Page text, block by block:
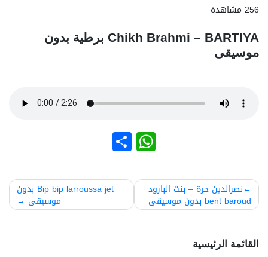
256 مشاهدة
Chikh Brahmi – BARTIYA برطية بدون
موسيقى
WhatsApp
نشر
تصفّح
المقالات
نصرالدين حرة – بنت البارود
bent baroud بدون موسيقى
Bip bip larroussa jet بدون
موسيقى
القائمة الرئيسية